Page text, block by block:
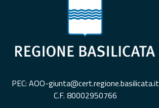
PEC: AOO-giunta@cert.regione.basilicata.it
C.F. 80002950766